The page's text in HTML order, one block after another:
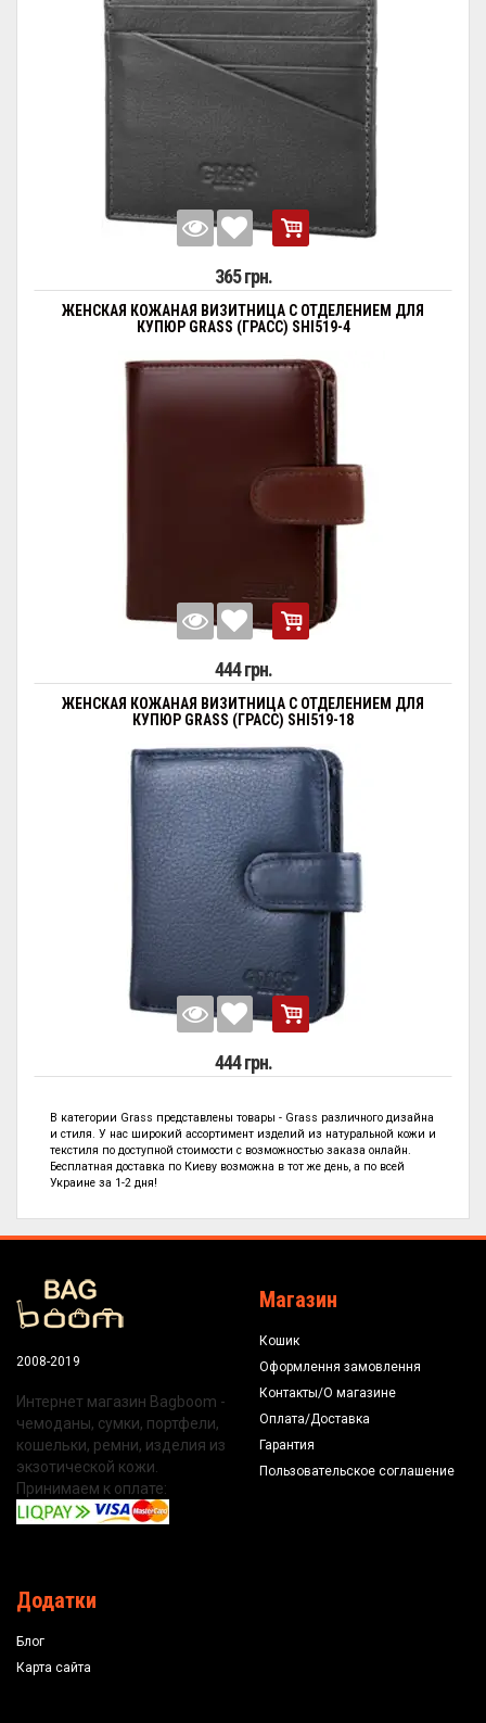
365 грн.
ЖЕНСКАЯ КОЖАНАЯ ВИЗИТНИЦА С ОТДЕЛЕНИЕМ ДЛЯ
КУПЮР GRASS (ГРАСС) SHI519-4
444 грн.
ЖЕНСКАЯ КОЖАНАЯ ВИЗИТНИЦА С ОТДЕЛЕНИЕМ ДЛЯ
КУПЮР GRASS (ГРАСС) SHI519-18
444 грн.
В категории Grass представлены товары - Grass различного дизайна
и стиля. У нас широкий ассортимент изделий из натуральной кожи и
текстиля по доступной стоимости с возможностью заказа онлайн.
Бесплатная доставка по Киеву возможна в тот же день, а по всей
Украине за 1-2 дня!
2008-2019
Интернет магазин Bagboom -
чемоданы, сумки, портфели,
кошельки, ремни, изделия из
экзотической кожи.
Принимаем к оплате:
Магазин
Кошик
Оформлення замовлення
Контакты/О магазине
Оплата/Доставка
Гарантия
Пользовательское соглашение
Додатки
Блог
Карта сайта